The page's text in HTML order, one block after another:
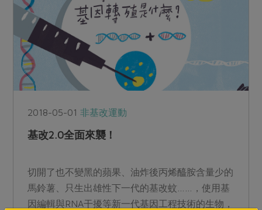
2018-05-01非基改運動
基改2.0全面來襲！
切開了也不變黑的蘋果、油炸後丙烯醯胺含量少的
馬鈴薯、只生出雄性下一代的基改蚊……，使用基
因編輯與RNA干擾等新一代基因工程技術的生物，